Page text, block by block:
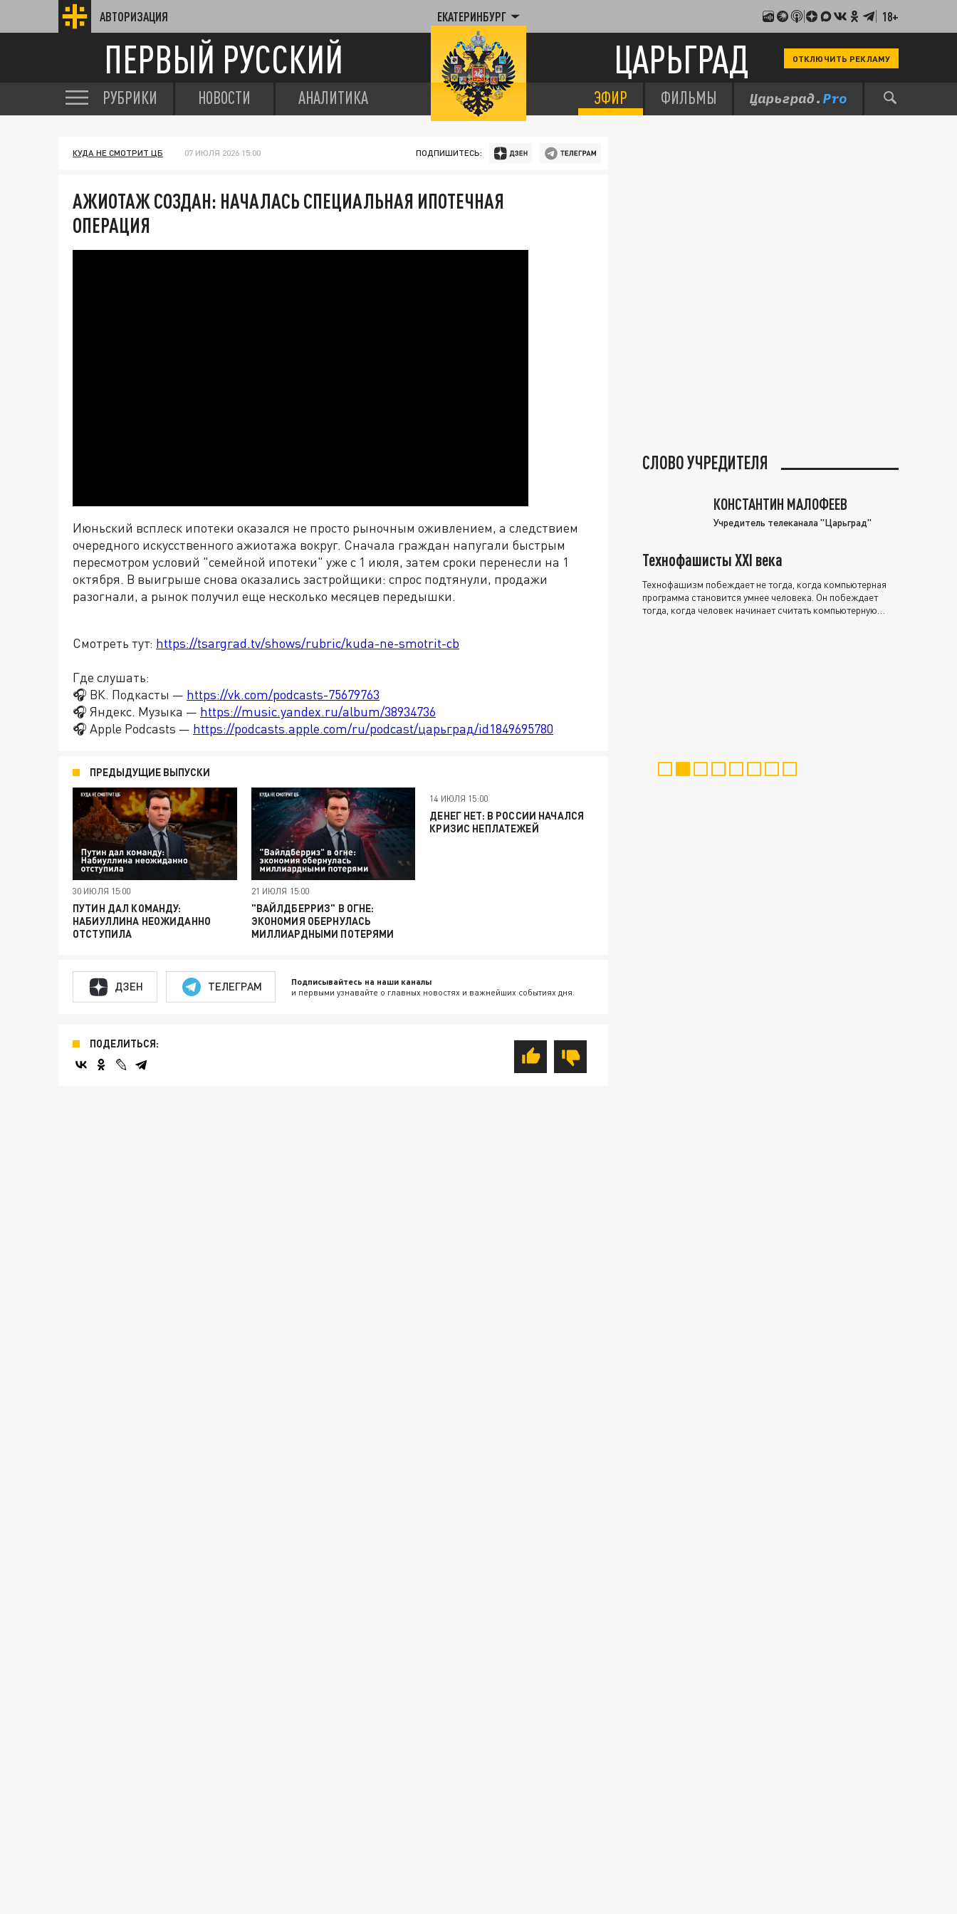
АВТОРИЗАЦИЯ ЕКАТЕРИНБУРГ 18+
ПЕРВЫЙ РУССКИЙ ЦАРЬГРАД ОТКЛЮЧИТЬ РЕКЛАМУ
РУБРИКИ НОВОСТИ АНАЛИТИКА ЭФИР ФИЛЬМЫ
КУДА НЕ СМОТРИТ ЦБ 07 ИЮЛЯ 2026 15:00 ПОДПИШИТЕСЬ:
АЖИОТАЖ СОЗДАН: НАЧАЛАСЬ СПЕЦИАЛЬНАЯ ИПОТЕЧНАЯ
ОПЕРАЦИЯ
Июньский всплеск ипотеки оказался не просто рыночным оживлением, а следствием
очередного искусственного ажиотажа вокруг. Сначала граждан напугали быстрым
пересмотром условий "семейной ипотеки" уже с 1 июля, затем сроки перенесли на 1
октября. В выигрыше снова оказались застройщики: спрос подтянули, продажи
разогнали, а рынок получил еще несколько месяцев передышки.
Смотреть тут: https://tsargrad.tv/shows/rubric/kuda-ne-smotrit-cb
Где слушать:
🎧 ВК. Подкасты — https://vk.com/podcasts-75679763
🎧 Яндекс. Музыка — https://music.yandex.ru/album/38934736
🎧 Apple Podcasts — https://podcasts.apple.com/ru/podcast/царьград/id1849695780
ПРЕДЫДУЩИЕ ВЫПУСКИ
30 ИЮЛЯ 15:00
ПУТИН ДАЛ КОМАНДУ:
НАБИУЛЛИНА НЕОЖИДАННО
ОТСТУПИЛА
21 ИЮЛЯ 15:00
"ВАЙЛДБЕРРИЗ" В ОГНЕ:
ЭКОНОМИЯ ОБЕРНУЛАСЬ
МИЛЛИАРДНЫМИ ПОТЕРЯМИ
14 ИЮЛЯ 15:00
ДЕНЕГ НЕТ: В РОССИИ НАЧАЛСЯ
КРИЗИС НЕПЛАТЕЖЕЙ
ДЗЕН ТЕЛЕГРАМ Подписывайтесь на наши каналы
и первыми узнавайте о главных новостях и важнейших событиях дня.
ПОДЕЛИТЬСЯ:
СЛОВО УЧРЕДИТЕЛЯ
КОНСТАНТИН МАЛОФЕЕВ
Учредитель телеканала "Царьград"
Технофашисты XXI века
Технофашизм побеждает не тогда, когда компьютерная
программа становится умнее человека. Он побеждает
тогда, когда человек начинает считать компьютерную